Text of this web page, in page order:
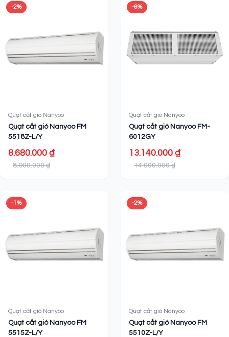
-2%
Quạt cắt gió Nanyoo
Quạt cắt gió Nanyoo FM
5518Z-L/Y
8.680.000 ₫
8.900.000 ₫
-6%
Quạt cắt gió Nanyoo
Quạt cắt gió Nanyoo FM-
6012GY
13.140.000 ₫
14.000.000 ₫
-1%
Quạt cắt gió Nanyoo
Quạt cắt gió Nanyoo FM
5515Z-L/Y
-2%
Quạt cắt gió Nanyoo
Quạt cắt gió Nanyoo FM
5510Z-L/Y